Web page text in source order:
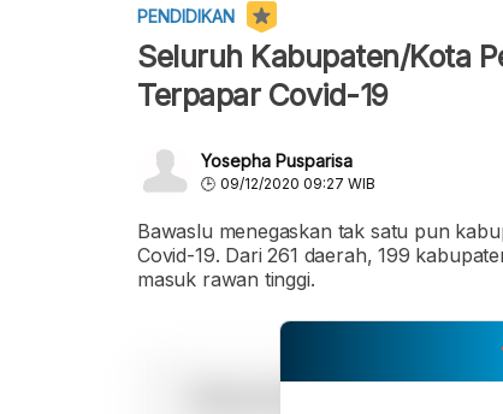
PENDIDIKAN
Seluruh Kabupaten/Kota
Terpapar Covid-19
Yosepha Pusparisa
09/12/2020 09:27 WIB
Bawaslu menegaskan tak satu pun
Covid-19. Dari 261 daerah, 199
masuk rawan tinggi.